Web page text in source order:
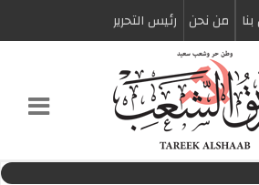
من نحن رئیس التحریر